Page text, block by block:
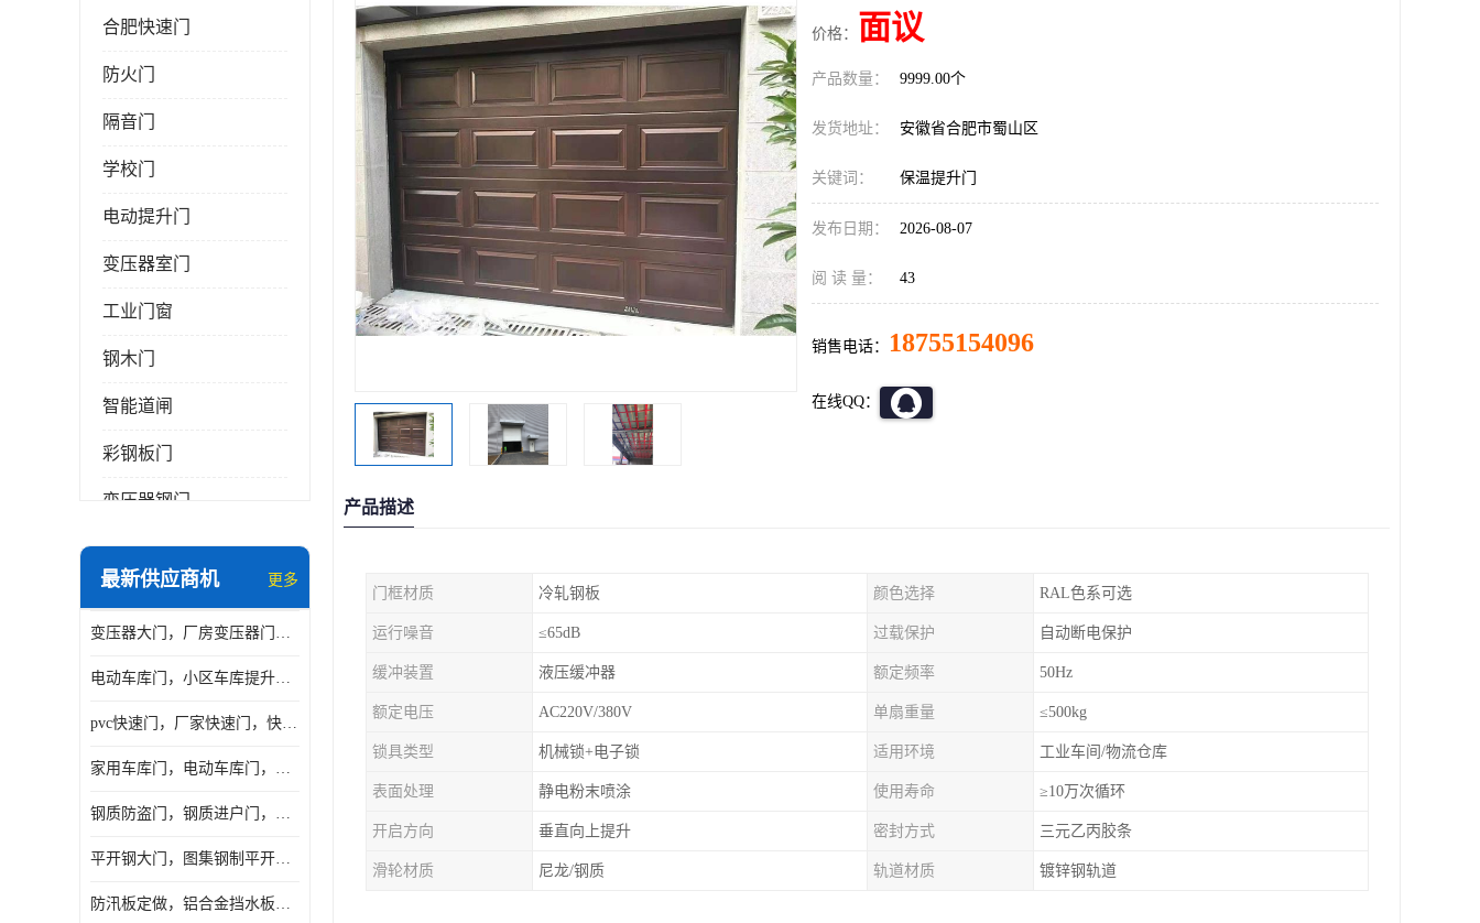
合肥快速门
防火门
隔音门
学校门
电动提升门
变压器室门
工业门窗
钢木门
智能道闸
彩钢板门
变压器钢门
非标门
抗爆门
快速门
最新供应商机 更多
变压器大门，厂房变压器门，配电所钢大门，变压器室钢大门
电动车库门，小区车库提升门，安徽提升门厂家，工业滑升门
pvc快速门，厂家快速门，快速卷帘门，感应快速门
家用车库门，电动车库门，车库滑升门，车库门安装
钢质防盗门，钢质进户门，钢质非标门厂家
平开钢大门，图集钢制平开门，厂房平开大门
防汛板定做，铝合金挡水板门，地库挡水板
价格： 面议
产品数量： 9999.00个
发货地址： 安徽省合肥市蜀山区
关键词： 保温提升门
发布日期： 2026-08-07
阅 读 量： 43
销售电话： 18755154096
在线QQ：
产品描述
门框材质 冷轧钢板 颜色选择 RAL色系可选
运行噪音 ≤65dB 过载保护 自动断电保护
缓冲装置 液压缓冲器 额定频率 50Hz
额定电压 AC220V/380V 单扇重量 ≤500kg
锁具类型 机械锁+电子锁 适用环境 工业车间/物流仓库
表面处理 静电粉末喷涂 使用寿命 ≥10万次循环
开启方向 垂直向上提升 密封方式 三元乙丙胶条
滑轮材质 尼龙/钢质 轨道材质 镀锌钢轨道